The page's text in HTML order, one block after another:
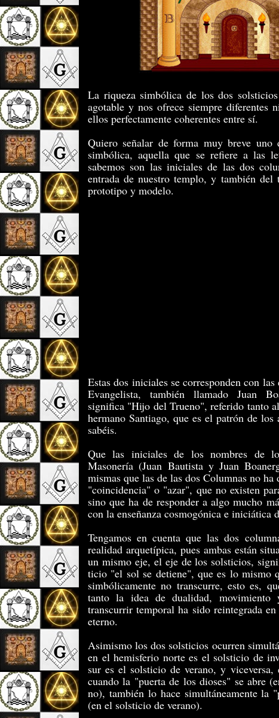
La riqueza simbólica de los dos
agotable y nos ofrece siempre diferentes
ellos perfectamente coherentes entre sí.
Quiero señalar de forma muy breve uno
simbólica, aquella que se re­fiere a las
sabemos son las iniciales de las dos
entrada de nuestro templo, y también del
prototipo y modelo.
Estas dos iniciales se corresponden con
Evangelista, tam­bién llamado Juan
significa "Hijo del True­no", referido tanto
hermano Santiago, que es el patrón de
sabéis.
Que las iniciales de los nombres de
Masonería (Juan Bautista y Juan
mismas que las de las dos Co­lumnas no ha
"coincidencia" o "azar", que no existen
sino que ha de responder a algo mucho
con la enseñanza cosmogónica e iniciática
Tengamos en cuenta que las dos
realidad arquetípica, pues ambas están
un mismo eje, el eje de los solsticios,
ticio "el sol se detiene", que es lo mismo
simbólicamente no transcurre, esto es,
tanto la idea de dualidad, movimiento
transcurrir temporal ha sido reintegrada
eterno.
Asimismo los dos solsticios ocurren
en el hemisferio norte es el solsticio de
sur es el solsticio de verano, y
cuando la "puerta de los dioses" se abre
no), también lo hace simultáneamente la
(en el solsticio de verano).